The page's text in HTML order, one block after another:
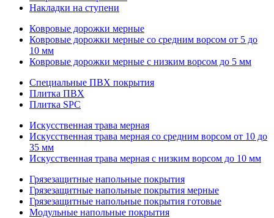
Накладки на ступени
Ковровые дорожки мерные
Ковровые дорожки мерные со средним ворсом от 5 до
10 мм
Ковровые дорожки мерные с низким ворсом до 5 мм
Специальные ПВХ покрытия
Плитка ПВХ
Плитка SPC
Искуccтвенная трава мерная
Искусственная трава мерная со средним ворсом от 10 до
35 мм
Искусственная трава мерная с низким ворсом до 10 мм
Грязезащитные напольные покрытия
Грязезащитные напольные покрытия мерные
Грязезащитные напольные покрытия готовые
Модульные напольные покрытия